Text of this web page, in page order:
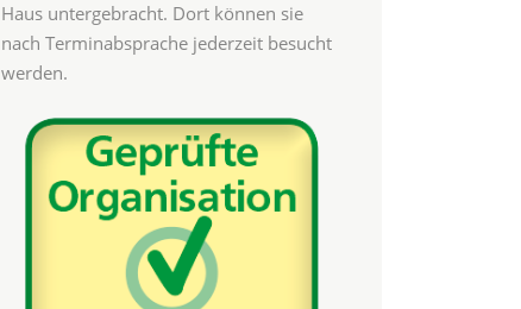
Haus untergebracht. Dort können sie
nach Terminabsprache jederzeit besucht
werden.